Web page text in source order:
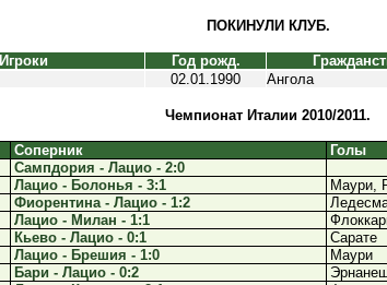
ПОКИНУЛИ КЛУБ.
Игроки Год рожд.
02.01.1990 Ангола
Чемпионат Италии 2010/2011.
Соперник
Голы
Сампдория - Лацио - 2:0
Лацио - Болонья - 3:1
Маури,
Фиорентина - Лацио - 1:2
Лацио - Милан - 1:1
Кьево - Лацио - 0:1
Сарате
Лацио - Брешия - 1:0
Маури
Бари - Лацио - 0:2